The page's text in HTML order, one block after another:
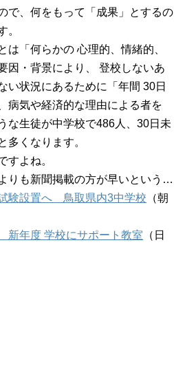
で、何をもって「成果」とするの
。
「何らかの 心理的、情緒的、
因・背景により、 登校しないあ
い状況にあるために「年間 30日
病気や経済的な理由による者を
な生徒が中学校で486人、30日未
多くなります。
すよね。
りも新聞掲載の方が早いという…
験設置へ 鳥取県内3中学校 （朝
年度 学校にサポート教室 （日